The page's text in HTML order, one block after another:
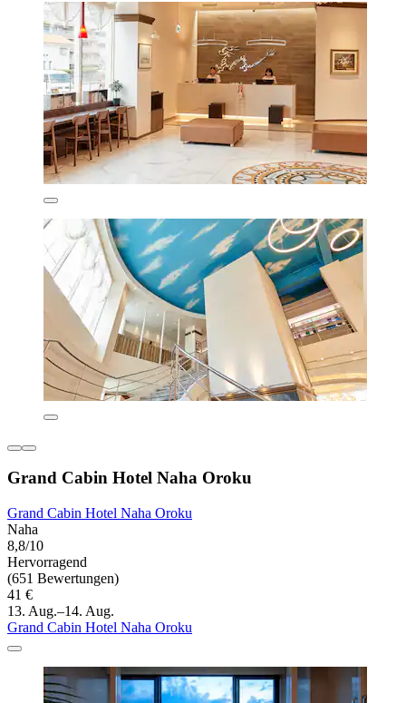
Grand Cabin Hotel Naha Oroku
Grand Cabin Hotel Naha Oroku
Naha
8,8/10
Hervorragend
(651 Bewertungen)
41 €
13. Aug.–14. Aug.
Grand Cabin Hotel Naha Oroku